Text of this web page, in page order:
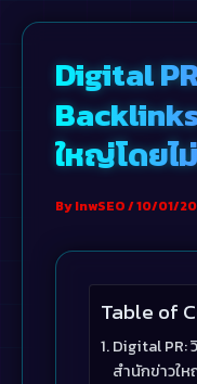
contentDigital
ใหญ่โดยไ
ByInwSEO/10/01/
Table of
Digital PR:
สำนักข่าวใ